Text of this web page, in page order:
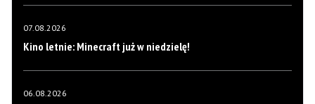
07.08.2026
Kino letnie: Minecraft już w niedzielę!
06.08.2026